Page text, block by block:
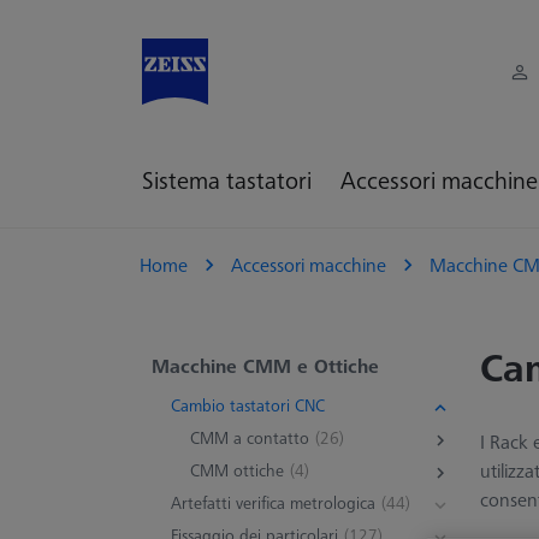
Sistema tastatori Accessori macchine
Home Accessori macchine Macchine
Macchine CMM e Ottiche
Cambio tastatori CNC
CMM a contatto (26)
CMM ottiche (4)
Artefatti verifica metrologica (44)
I Rack